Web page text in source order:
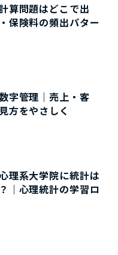
算問題はどこで出
保険料の頻出パター
字管理｜売上・客
方をやさしく
理系大学院に統計は
｜心理統計の学習ロ